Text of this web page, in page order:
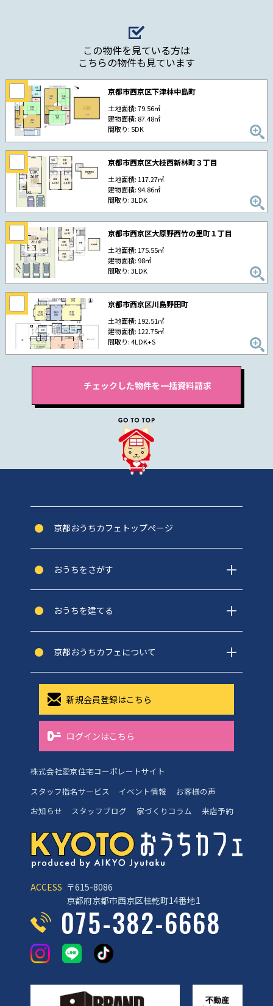
この物件を見ている方は
こちらの物件も見ています
京都市西京区下津林中島町
土地面積: 79.56㎡
建物面積: 87.48㎡
間取り: 5DK
京都市西京区大枝西新林町３丁目
土地面積: 117.27㎡
建物面積: 94.86㎡
間取り: 3LDK
京都市西京区大原野西竹の里町１丁目
土地面積: 175.55㎡
建物面積: 98㎡
間取り: 3LDK
京都市西京区川島野田町
土地面積: 192.51㎡
建物面積: 122.75㎡
間取り: 4LDK+S
ACCESS 〒615-8086
京都府京都市西京区桂乾町14番地1
075-382-6668
京都おうちカフェトップぺージ
おうちをさがす
おうちを建てる
京都おうちカフェについて
新規会員登録はこちら
ログインはこちら
株式会社愛京住宅コーポレートサイト
スタッフ指名サービス
イベント情報
お客様の声
お知らせ
スタッフブログ 家づくりコラム 来店予約